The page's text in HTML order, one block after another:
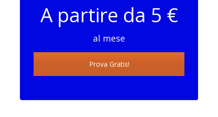
A partire da 5 €
al mese
Prova Gratis!